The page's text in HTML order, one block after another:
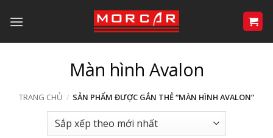
qua
nội
Màn hình Avalon
TRANG CHỦ / SẢN PHẨM ĐƯỢC GẮN THẺ “MÀN HÌNH AVALON”